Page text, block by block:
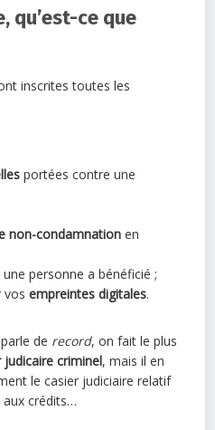
qu’est-ce que
inscrites toutes les
portées contre une
non-condamnation en
personne a bénéficié ;
vosempreintes digitales.
de record, on fait le plus
judicaire criminel, mais il en
le casier judiciaire relatif
aux crédits…